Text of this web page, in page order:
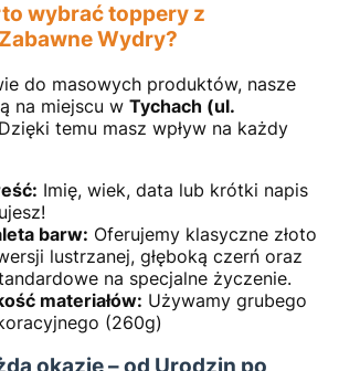
wybrać toppery z
Wydry?
do masowych produktów, nasze
na miejscu w Tychach (ul.
temu masz wpływ na każdy
Imię, wiek, data lub krótki napis
barw: Oferujemy klasyczne złoto
lustrzanej, głęboką czerń oraz
na specjalne życzenie.
materiałów: Używamy grubego
(260g)